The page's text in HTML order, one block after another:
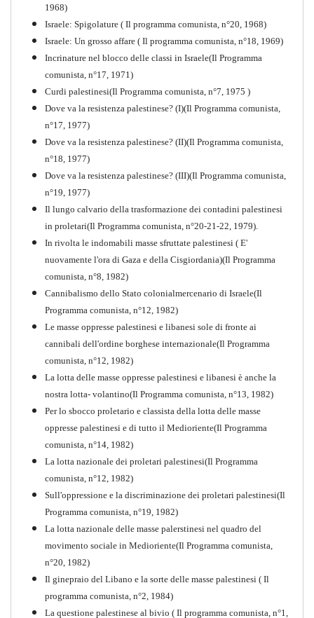
Storia della Sinistra
Comunista V
Perchè la Russia non era
comunista
Quaderno n°10
1917-2017 Ieri Oggi Domani
PDF Quaderno n°9
1968)
Israele: Spigolature ( Il programma comunista, n°20, 1968)
Israele: Un grosso affare ( Il programma comunista, n°18, 1969)
Incrinature nel blocco delle classi in Israele(Il Programma
comunista, n°17, 1971)
Curdi palestinesi(Il Programma comunista, n°7, 1975 )
Dove va la resistenza palestinese? (I)(Il Programma comunista,
n°17, 1977)
Dove va la resistenza palestinese? (II)(Il Programma comunista,
n°18, 1977)
Dove va la resistenza palestinese? (III)(Il Programma comunista,
n°19, 1977)
Il lungo calvario della trasformazione dei contadini palestinesi
in proletari(Il Programma comunista, n°20-21-22, 1979).
In rivolta le indomabili masse sfruttate palestinesi ( E'
nuovamente l'ora di Gaza e della Cisgiordania)(Il Programma
comunista, n°8, 1982)
Cannibalismo dello Stato colonialmercenario di Israele(Il
Programma comunista, n°12, 1982)
Le masse oppresse palestinesi e libanesi sole di fronte ai
cannibali dell'ordine borghese internazionale(Il Programma
comunista, n°12, 1982)
La lotta delle masse oppresse palestinesi e libanesi è anche la
nostra lotta- volantino(Il Programma comunista, n°13, 1982)
Per lo sbocco proletario e classista della lotta delle masse
oppresse palestinesi e di tutto il Medioriente(Il Programma
comunista, n°14, 1982)
La lotta nazionale dei proletari palestinesi(Il Programma
comunista, n°12, 1982)
Sull'oppressione e la discriminazione dei proletari palestinesi(Il
Programma comunista, n°19, 1982)
La lotta nazionale delle masse palerstinesi nel quadro del
movimento sociale in Medioriente(Il Programma comunista,
n°20, 1982)
Il ginepraio del Libano e la sorte delle masse palestinesi ( Il
programma comunista, n°2, 1984)
La questione palestinese al bivio ( Il programma comunista, n°1,